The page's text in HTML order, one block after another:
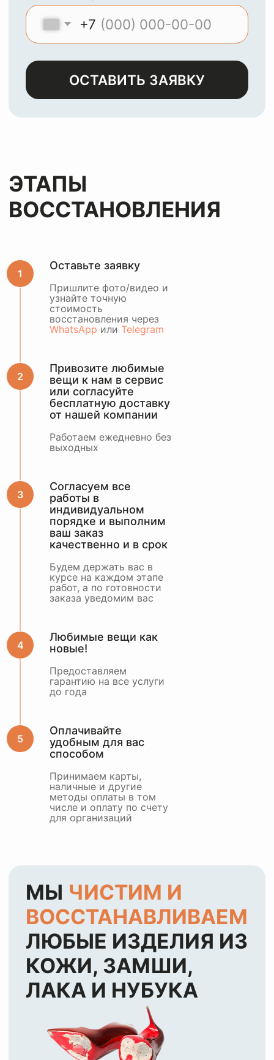
Оставьте заявку
Пришлите фото/видео и
узнайте точную
стоимость
восстановления через
WhatsApp или Telegram
Привозите любимые
вещи к нам в сервис
или согласуйте
бесплатную доставку
от нашей компании
Работаем ежедневно без
выходных
Согласуем все
работы в
индивидуальном
порядке и выполним
ваш заказ
качественно и в срок
Будем держать вас в
курсе на каждом этапе
работ, а по готовности
заказа уведомим вас
Любимые вещи как
новые!
Предоставляем
гарантию на все услуги
до года
Оплачивайте
удобным для вас
способом
Принимаем карты,
наличные и другие
методы оплаты в том
числе и оплату по счету
для организаций
ОСТАВИТЬ ЗАЯВКУ
МЫЧИСТИМ И
ВОССТАНАВЛИВАЕМ
ЛЮБЫЕ ИЗДЕЛИЯ ИЗ
КОЖИ, ЗАМШИ,
ЛАКА И НУБУКА
Оставьте заявкуи мы с
или оценить по
WhatsApp